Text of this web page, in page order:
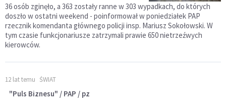
36 osób zginęło, a 363 zostały ranne w 303 wypadkach, do których
doszło w ostatni weekend - poinformował w poniedziałek PAP
rzecznik komendanta głównego policji insp. Mariusz Sokołowski. W
tym czasie funkcjonariusze zatrzymali prawie 650 nietrzeźwych
kierowców.
12 lat temu ŚWIAT
"Puls Biznesu" / PAP / pz